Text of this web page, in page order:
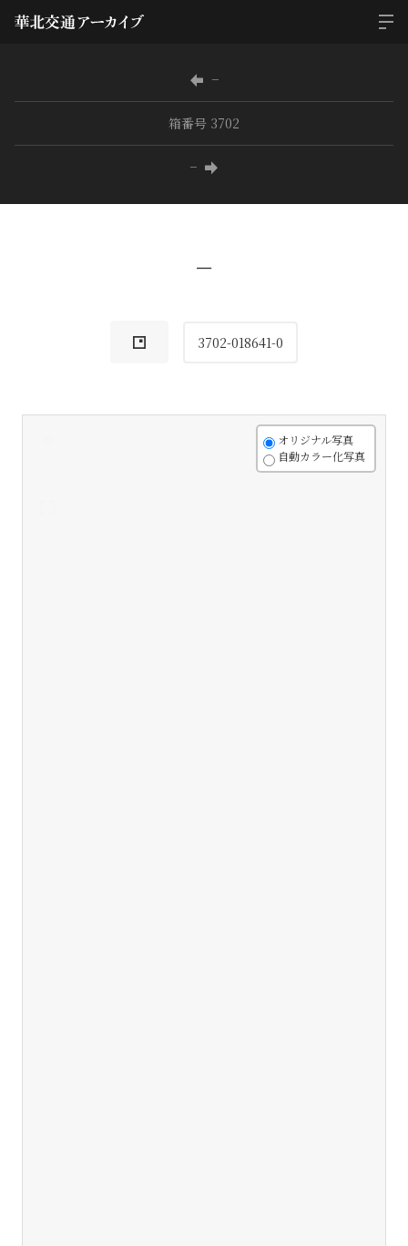
−
箱番号 3702
−
−
3702-018641-0
オリジナル写真
自動カラー化写真